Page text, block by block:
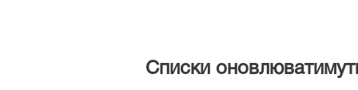
Списки